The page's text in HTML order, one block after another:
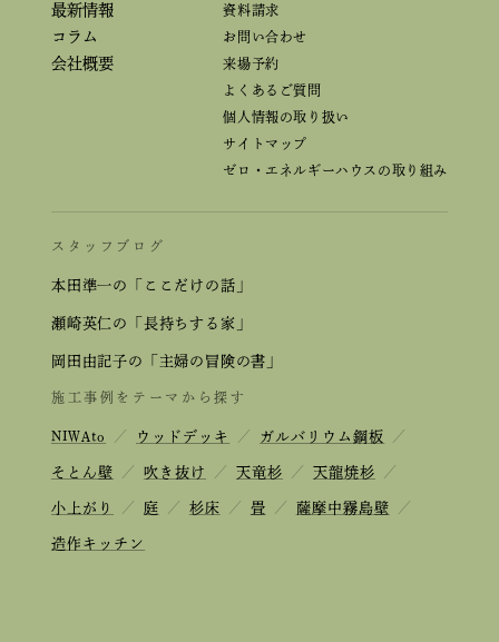
最新情報
コラム
会社概要
資料請求
お問い合わせ
来場予約
よくあるご質問
個人情報の取り扱い
サイトマップ
ゼロ・エネルギーハウスの取り組み
スタッフブログ
本田準一の「ここだけの話」
瀬崎英仁の「長持ちする家」
岡田由記子の「主婦の冒険の書」
施工事例をテーマから探す
NIWAto ／ ウッドデッキ ／ ガルバリウム鋼板 ／
そとん壁 ／ 吹き抜け ／ 天竜杉 ／ 天龍焼杉 ／
小上がり ／ 庭 ／ 杉床 ／ 畳 ／ 薩摩中霧島壁 ／
造作キッチン